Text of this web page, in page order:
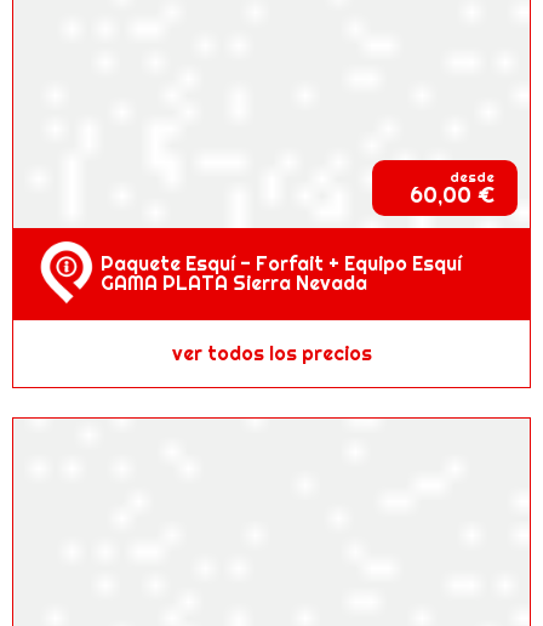
desde
60,00 €
Paquete Esquí - Forfait + Equipo Esquí
GAMA PLATA Sierra Nevada
ver todos los precios